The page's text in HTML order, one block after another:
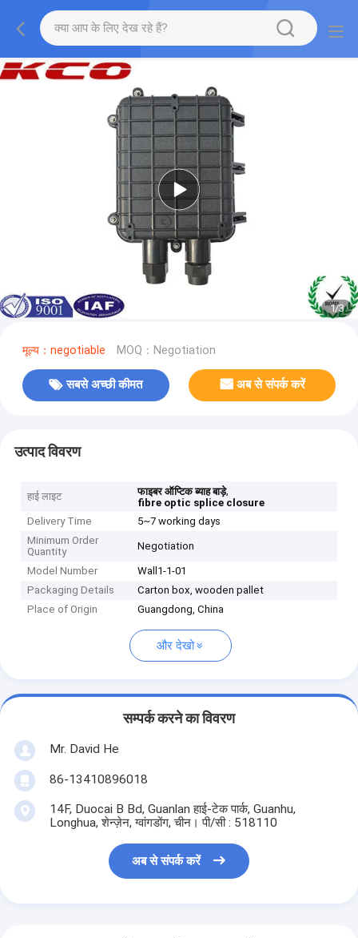
1/3
मूल्य：negotiable MOQ：Negotiation
सबसे अच्छी कीमत अब से संपर्क करें
उत्पाद विवरण
हाई लाइट फाइबर ऑप्टिक ब्याह बाड़े,
fibre optic splice closure
Delivery Time
5~7 working days
Minimum Order
Quantity
Negotiation
Model Number
Wall1-1-01
Packaging Details
Carton box, wooden pallet
Place of Origin
Guangdong, China
और देखो
सम्पर्क करने का विवरण
Mr. David He
86-13410896018
14F, Duocai B Bd, Guanlan हाई-टेक पार्क, Guanhu,
Longhua, शेन्ज़ेन, ग्वांगडोंग, चीन। पी/सी : 518110
अब से संपर्क करें